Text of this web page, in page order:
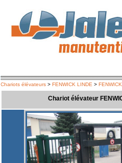
Chariots élévateurs > FENWICK LINDE >
Chariot élévateur